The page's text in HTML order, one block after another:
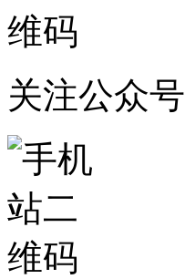
关注公众号